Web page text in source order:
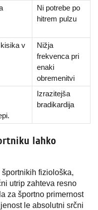
Ni potrebe po
hitrem pulzu
v
Nižja
frekvenca pri
enaki
obremenitvi
Izrazitejša
bradikardija
lahko
fiziološka,
utrip zahteva resno
za športno primernost
le absolutni srčni